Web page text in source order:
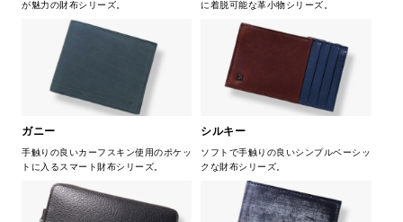
が魅力の財布シリーズ。
に着脱可能な革小物シリーズ。
ガニー
手触りの良いカーフスキン使用のポケッ
トに入るスマート財布シリーズ。
シルキー
ソフトで手触りの良いシンプルベーシッ
クな財布シリーズ。